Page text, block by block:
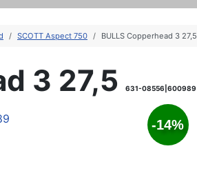
SCOTT Aspect 750 BULLS Copperhead 3 27,5
3 27,5 631-08556|600989
-14%